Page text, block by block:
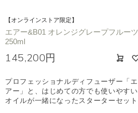
【オンラインストア限定】
エアー&B01 オレンジグレープフルーツ
250ml
145,200円
プロフェッショナルディフューザー「エ
アー」と、はじめての方でも使いやすい
オイルが一緒になったスターターセット